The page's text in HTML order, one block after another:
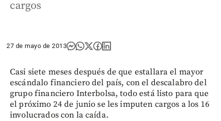
cargos
27 de mayo de 2013
Casi siete meses después de que estallara el mayor
escándalo financiero del país, con el descalabro del
grupo financiero Interbolsa, todo está listo para que
el próximo 24 de junio se les imputen cargos a los 16
involucrados con la caída.